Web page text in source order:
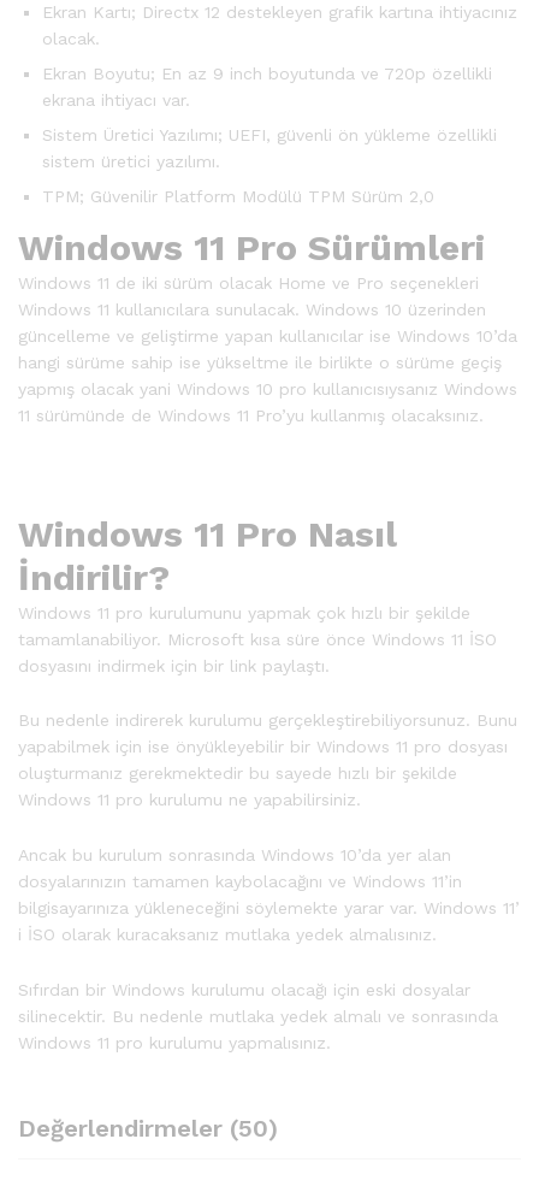
Ekran Kartı; Directx 12 destekleyen grafik kartına ihtiyacınız
olacak.
Ekran Boyutu; En az 9 inch boyutunda ve 720p özellikli
ekrana ihtiyacı var.
Sistem Üretici Yazılımı; UEFI, güvenli ön yükleme özellikli
sistem üretici yazılımı.
TPM; Güvenilir Platform Modülü TPM Sürüm 2,0
Windows 11 Pro Sürümleri
Windows 11 de iki sürüm olacak Home ve Pro seçenekleri
Windows 11 kullanıcılara sunulacak. Windows 10 üzerinden
güncelleme ve geliştirme yapan kullanıcılar ise Windows 10’da
hangi sürüme sahip ise yükseltme ile birlikte o sürüme geçiş
yapmış olacak yani Windows 10 pro kullanıcısıysanız Windows
11 sürümünde de Windows 11 Pro’yu kullanmış olacaksınız.
Windows 11 Pro Nasıl
İndirilir?
Windows 11 pro kurulumunu yapmak çok hızlı bir şekilde
tamamlanabiliyor. Microsoft kısa süre önce Windows 11 İSO
dosyasını indirmek için bir link paylaştı.
Bu nedenle indirerek kurulumu gerçekleştirebiliyorsunuz. Bunu
yapabilmek için ise önyükleyebilir bir Windows 11 pro dosyası
oluşturmanız gerekmektedir bu sayede hızlı bir şekilde
Windows 11 pro kurulumu ne yapabilirsiniz.
Ancak bu kurulum sonrasında Windows 10’da yer alan
dosyalarınızın tamamen kaybolacağını ve Windows 11’in
bilgisayarınıza yükleneceğini söylemekte yarar var. Windows 11’
i İSO olarak kuracaksanız mutlaka yedek almalısınız.
Sıfırdan bir Windows kurulumu olacağı için eski dosyalar
silinecektir. Bu nedenle mutlaka yedek almalı ve sonrasında
Windows 11 pro kurulumu yapmalısınız.
Değerlendirmeler (50)